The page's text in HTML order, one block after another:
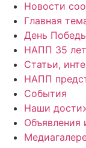
Новости
Главная
День
НАПП 35 лет
Статьи,
НАПП
События
Наши
Объявления